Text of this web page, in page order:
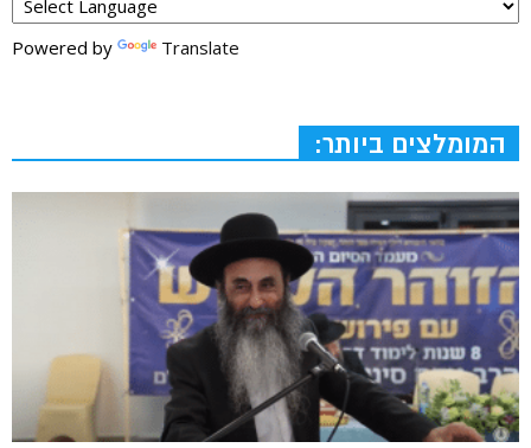
Powered by Translate
המומלצים ביותר: